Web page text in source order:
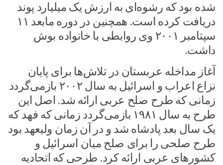
شده بود که رشوه‌ای به ارزش یک میلیارد پوند
دریافت کرده است. همچنین در دوره مابعد ۱۱
سپتامبر ۲۰۰۱ وی روابطی با خانواده بوش
داشت.
آغاز مداخله عربستان در تلاش‌ها برای پایان
نزاع اعراب و اسرائیل به سال ۲۰۰۲ بازمی‌گردد
زمانی که طرح صلح عربی ارائه شد. اصل این
طرح به سال ۱۹۸۱ بازمی‌گردد زمانی که فهد که
یک سال بعد پادشاه شد و در آن زمان ولیعهد بود
طرح صلحی را برای صلح میان اسرائیل و
کشورهای عربی ارائه کرد. طرحی که اتحادیه